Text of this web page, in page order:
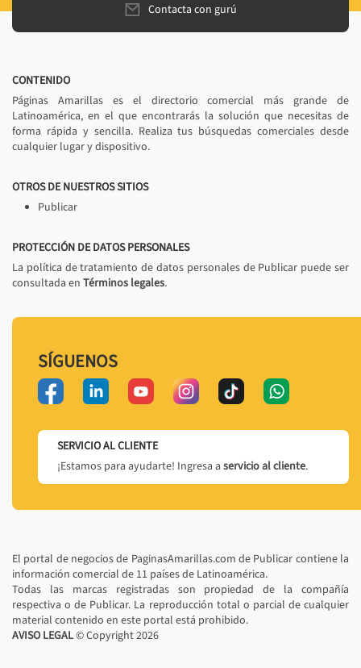
Contacta con gurú
CONTENIDO
Páginas Amarillas es el directorio comercial más grande de
Latinoamérica, en el que encontrarás la solución que necesitas de
forma rápida y sencilla. Realiza tus búsquedas comerciales desde
cualquier lugar y dispositivo.
OTROS DE NUESTROS SITIOS
Publicar
PROTECCIÓN DE DATOS PERSONALES
La política de tratamiento de datos personales de Publicar puede ser
consultada en Términos legales.
SÍGUENOS
SERVICIO AL CLIENTE
¡Estamos para ayudarte! Ingresa a servicio al cliente.
El portal de negocios de PaginasAmarillas.com de Publicar contiene la
información comercial de 11 países de Latinoamérica.
Todas las marcas registradas son propiedad de la compañía
respectiva o de Publicar. La reproducción total o parcial de cualquier
material contenido en este portal está prohibido.
AVISO LEGAL© Copyright2026